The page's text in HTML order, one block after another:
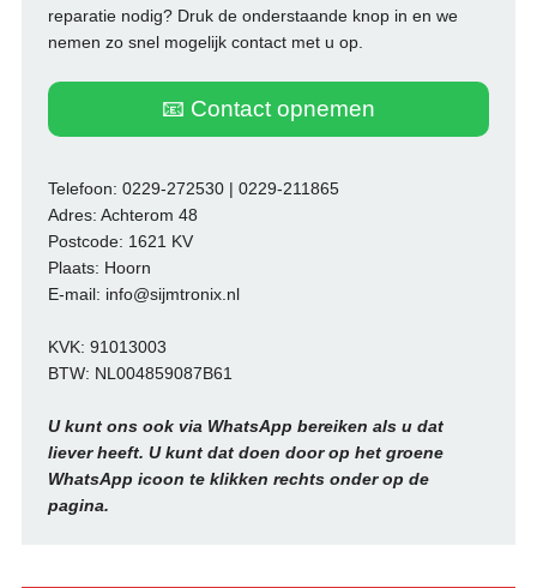
reparatie nodig? Druk de onderstaande knop in en we
nemen zo snel mogelijk contact met u op.
📧 Contact opnemen
Telefoon: 0229-272530 | 0229-211865
Adres: Achterom 48
Postcode: 1621 KV
Plaats: Hoorn
E-mail: info@sijmtronix.nl
KVK: 91013003
BTW: NL004859087B61
U kunt ons ook via WhatsApp bereiken als u dat
liever heeft. U kunt dat doen door op het groene
WhatsApp icoon te klikken rechts onder op de
pagina.